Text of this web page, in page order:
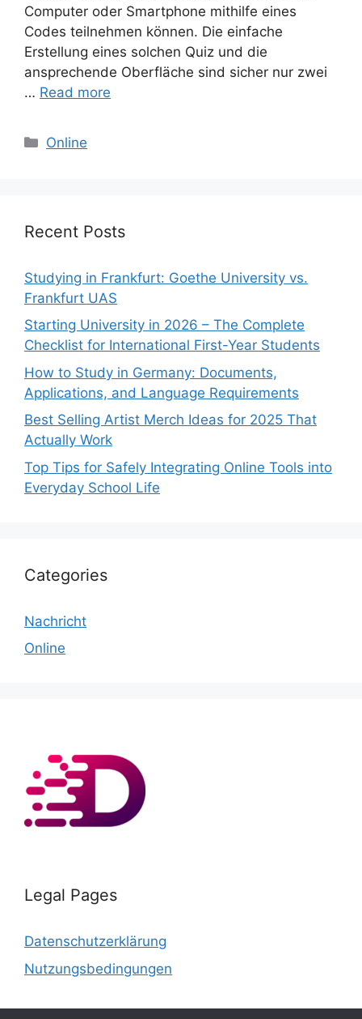
Computer oder Smartphone mithilfe eines
Codes teilnehmen können. Die einfache
Erstellung eines solchen Quiz und die
ansprechende Oberfläche sind sicher nur zwei
… Read more
Categories
Online
Recent Posts
Studying in Frankfurt: Goethe University vs.
Frankfurt UAS
Starting University in 2026 – The Complete
Checklist for International First-Year Students
How to Study in Germany: Documents,
Applications, and Language Requirements
Best Selling Artist Merch Ideas for 2025 That
Actually Work
Top Tips for Safely Integrating Online Tools into
Everyday School Life
Categories
Nachricht
Online
Legal Pages
Datenschutzerklärung
Nutzungsbedingungen